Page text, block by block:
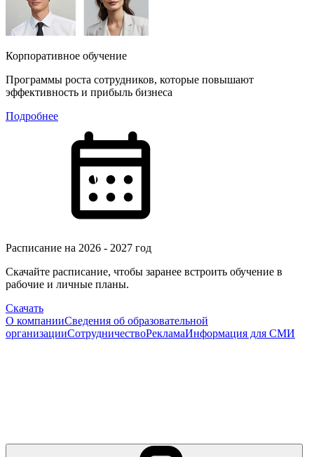
Корпоративное обучение
Программы роста сотрудников, которые повышают
эффективность и прибыль бизнеса
Подробнее
Расписание на 2026 - 2027 год
Скачайте расписание, чтобы заранее встроить обучение в
рабочие и личные планы.
Скачать
О компанииСведения об образовательной
организацииСотрудничествоРекламаИнформация для СМИ